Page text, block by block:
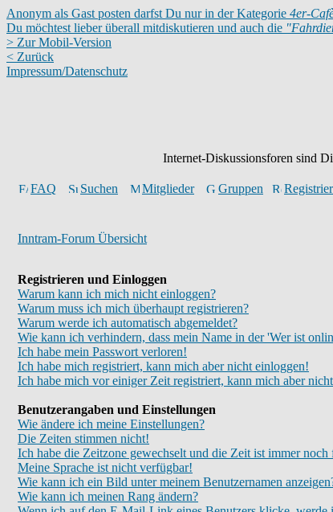
Anonym als Gast posten darfst Du nur in der Kategorie 4er-
Du möchtest lieber überall mitdiskutieren und auch die
> Zur Mobil-Version
< Zurück
Impressum/Datenschutz
Internet-Diskussionsforen sind
FAQ Suchen Mitglieder Gruppen
Inntram-Forum Übersicht
Registrieren und Einloggen
Warum kann ich mich nicht einloggen?
Warum muss ich mich überhaupt registrieren?
Warum werde ich automatisch abgemeldet?
Wie kann ich verhindern, dass mein Name in der 'Wer ist
Ich habe mein Passwort verloren!
Ich habe mich registriert, kann mich aber nicht einloggen!
Ich habe mich vor einiger Zeit registriert, kann mich aber
Benutzerangaben und Einstellungen
Wie ändere ich meine Einstellungen?
Die Zeiten stimmen nicht!
Ich habe die Zeitzone gewechselt und die Zeit ist immer noch
Meine Sprache ist nicht verfügbar!
Wie kann ich ein Bild unter meinem Benutzernamen
Wie kann ich meinen Rang ändern?